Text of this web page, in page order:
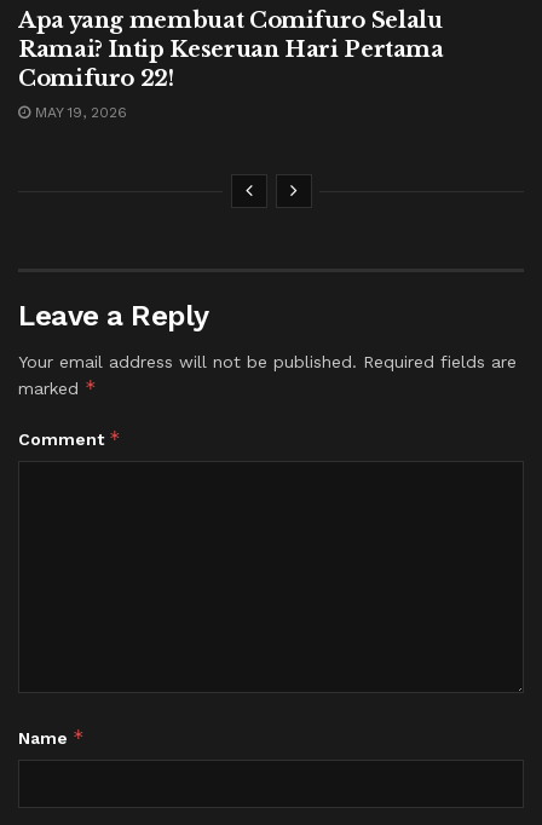
Apa yang membuat Comifuro Selalu
Ramai? Intip Keseruan Hari Pertama
Comifuro 22!
MAY 19, 2026
Leave a Reply
Your email address will not be published. Required fields are
marked *
Comment *
Name *